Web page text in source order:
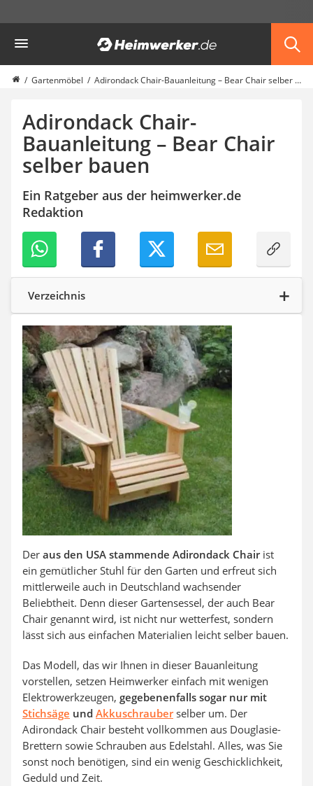
Garten
Akku-Laubsauger
Faltpavillon
Schlauchtrommel
Solar-Lichterkette außen
Teleskopleiter
Ameisengift
Pavillon
Sichtschutzstreifen
Akku-Laubbläser
Koifutter
Kassettenmarkise
Bosch-Heckenschere
Stihl-Laubbläser
Minidumper
Gartenmöbel Adirondack Chair-Bauanleitung – Bear Chair selber bauen
Adirondack Chair-
Bauanleitung – Bear Chair
selber bauen
Ein Ratgeber aus der heimwerker.de
Redaktion
Verzeichnis
Der aus den USA stammende Adirondack Chairist
ein gemütlicher Stuhl für den Garten und erfreut sich
mittlerweile auch in Deutschland wachsender
Beliebtheit. Denn dieser Gartensessel, der auch Bear
Chair genannt wird, ist nicht nur wetterfest, sondern
lässt sich aus einfachen Materialien leicht selber bauen.
Das Modell, das wir Ihnen in dieser Bauanleitung
vorstellen, setzen Heimwerker einfach mit wenigen
Elektrowerkzeugen, gegebenenfalls sogar nur mit
Stichsäge und Akkuschrauberselber um. Der
Adirondack Chair besteht vollkommen aus Douglasie-
Brettern sowie Schrauben aus Edelstahl. Alles, was Sie
sonst noch benötigen, sind ein wenig Geschicklichkeit,
Geduld und Zeit.